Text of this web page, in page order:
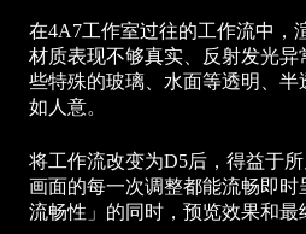
在4A7工作室过往的工作流中，
材质表现不够真实、反射发光
些特殊的玻璃、水面等透明、
如人意。
将工作流改变为D5后，得益于
画面的每一次调整都能流畅即
流畅性」的同时，预览效果和最